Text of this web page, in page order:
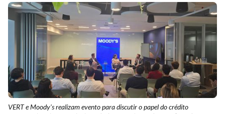
VERT e Moody's realizam evento para discutir o papel do crédito